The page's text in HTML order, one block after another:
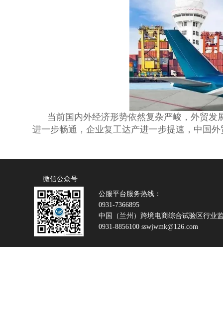
当前国内外经济形势依然复杂严峻，外贸发
进一步畅通，企业复工达产进一步提速，中国
微信公众号
公服平台服务热线：
0931-7366895
中国（兰州）跨境电商综合试验区行业
0931-8856100 sswjwmk@126.com